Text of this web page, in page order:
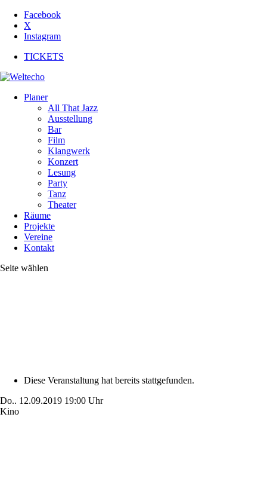
Facebook
X
Instagram
TICKETS
Planer
All That Jazz
Ausstellung
Bar
Film
Klangwerk
Konzert
Lesung
Party
Tanz
Theater
Räume
Projekte
Vereine
Kontakt
Seite wählen
Diese Veranstaltung hat bereits stattgefunden.
Do.. 12.09.2019 19:00 Uhr
Kino